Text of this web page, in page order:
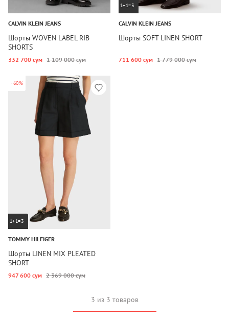
CALVIN KLEIN JEANS
Шорты WOVEN LABEL RIB
SHORTS
332 700 сум 1 109 000 сум
1+1=3
CALVIN KLEIN JEANS
Шорты SOFT LINEN SHORT
711 600 сум 1 779 000 сум
-60%
1+1=3
TOMMY HILFIGER
Шорты LINEN MIX PLEATED
SHORT
947 600 сум 2 369 000 сум
3 из 3 товаров